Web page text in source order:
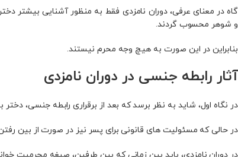
گاه در معنای عرفی، دوران نامزدی فقط به منظور آشنایی بیشتر
و شوهر محسوب گردند.
بنابراین در این صورت به هیچ وجه محرم نیستند.
آثار رابطه جنسی در دوران نامزدی
در نگاه اول، شاید به نظر برسد که بعد از برقراری رابطه جنسی،
در حالی که مسئولیت های قانونی برای پسر نیز در صورت از بین